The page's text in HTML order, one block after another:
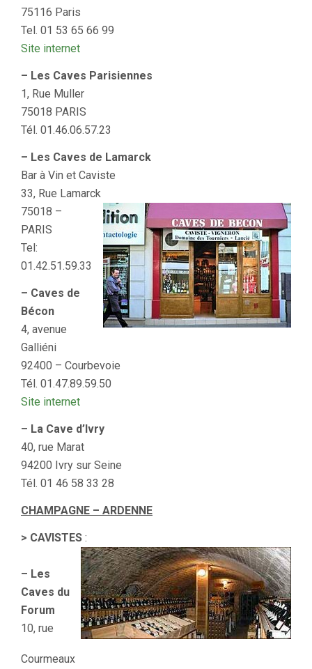
75116 Paris
Tel. 01 53 65 66 99
Site internet
– Les Caves Parisiennes
1, Rue Muller
75018 PARIS
Tél. 01.46.06.57.23
– Les Caves de Lamarck
Bar à Vin et Caviste
33, Rue Lamarck
75018 –
PARIS
Tel:
01.42.51.59.33
– Caves de
Bécon
4, avenue
Galliéni
92400 – Courbevoie
Tél. 01.47.89.59.50
Site internet
– La Cave d’Ivry
40, rue Marat
94200 Ivry sur Seine
Tél. 01 46 58 33 28
CHAMPAGNE – ARDENNE
> CAVISTES :
– Les
Caves du
Forum
10, rue
Courmeaux